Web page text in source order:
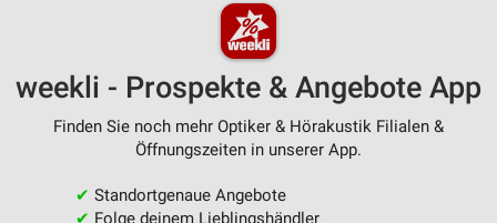
weekli - Prospekte & Angebote App
Finden Sie noch mehr Optiker & Hörakustik Filialen &
Öffnungszeiten in unserer App.
✔ Standortgenaue Angebote
✔ Folge deinem Lieblingshändler